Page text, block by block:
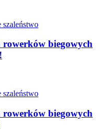
biegowych
biegowych